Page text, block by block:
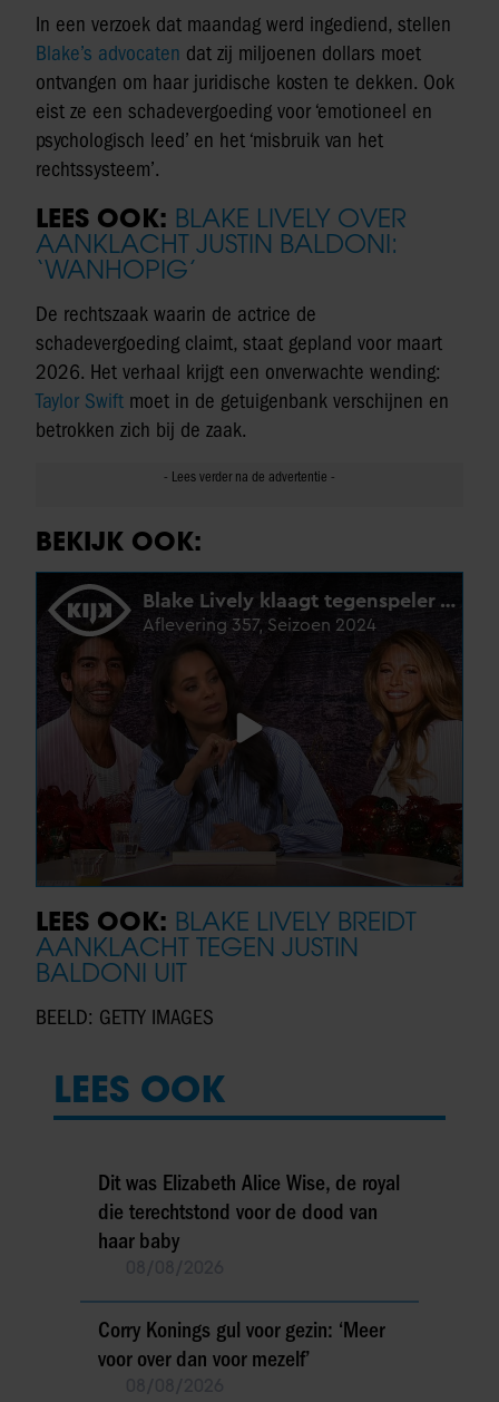
In een verzoek dat maandag werd ingediend, stellen
Blake’s advocaten dat zij miljoenen dollars moet
ontvangen om haar juridische kosten te dekken. Ook
eist ze een schadevergoeding voor ‘emotioneel en
psychologisch leed’ en het ‘misbruik van het
rechtssysteem’.
LEES OOK: BLAKE LIVELY OVER
AANKLACHT JUSTIN BALDONI:
‘WANHOPIG’
De rechtszaak waarin de actrice de
schadevergoeding claimt, staat gepland voor maart
2026. Het verhaal krijgt een onverwachte wending:
Taylor Swift moet in de getuigenbank verschijnen en
betrokken zich bij de zaak.
BEKIJK OOK:
LEES OOK: BLAKE LIVELY BREIDT
AANKLACHT TEGEN JUSTIN
BALDONI UIT
BEELD: GETTY IMAGES
LEES OOK
Dit was Elizabeth Alice Wise, de royal
die terechtstond voor de dood van
haar baby
Corry Konings gul voor gezin: ‘Meer
voor over dan voor mezelf’